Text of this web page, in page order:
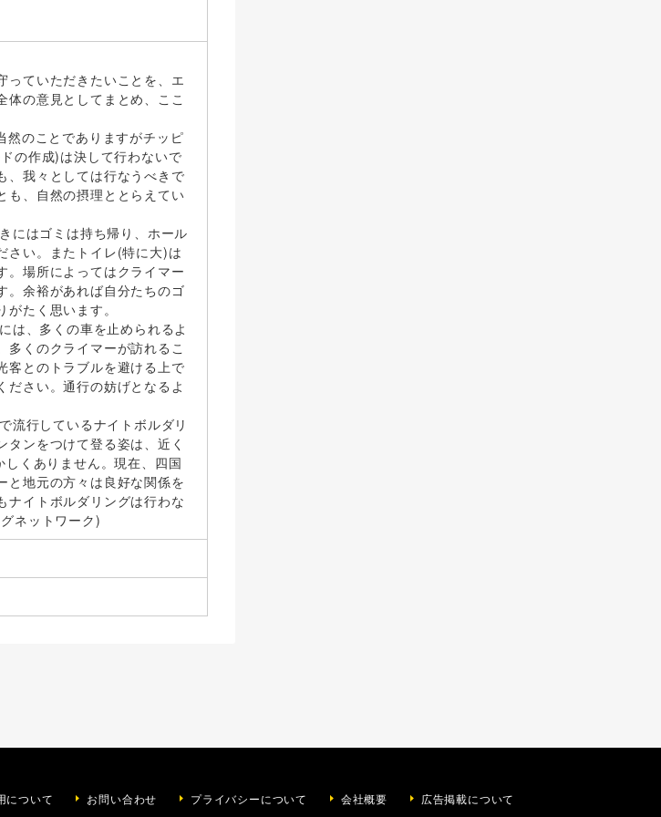
っていただきたいことを、エ
体の意見としてまとめ、ここ
然のことでありますがチッピ
の作成)は決して行わないで
、我々としては行なうべきで
も、自然の摂理ととらえてい
にはゴミは持ち帰り、ホール
さい。またトイレ(特に大)は
。場所によってはクライマー
。余裕があれば自分たちのゴ
たく思います。
は、多くの車を止められるよ
多くのクライマーが訪れるこ
客とのトラブルを避ける上で
ださい。通行の妨げとなるよ
流行しているナイトボルダリ
ンをつけて登る姿は、近く
しくありません。現在、四国
と地元の方々は良好な関係を
ナイトボルダリングは行わな
ネットワーク)
について お問い合わせ プライバシーについて 会社概要 広告掲載について